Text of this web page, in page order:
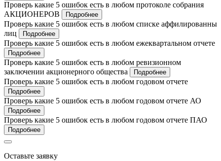
Проверь какие 5 ошибок есть в любом протоколе собрания
АКЦИОНЕРОВ
Подробнее
Проверь какие 5 ошибок есть в любом списке аффилированны
лиц
Подробнее
Проверь какие 5 ошибок есть в любом ежеквартальном отчете
Подробнее
Проверь какие 5 ошибок есть в любом ревизионном
заключении акционерного общества
Подробнее
Проверь какие 5 ошибок есть в любом годовом отчете
Подробнее
Проверь какие 5 ошибок есть в любом годовом отчете АО
Подробнее
Проверь какие 5 ошибок есть в любом годовом отчете ПАО
Подробнее
Оставьте заявку